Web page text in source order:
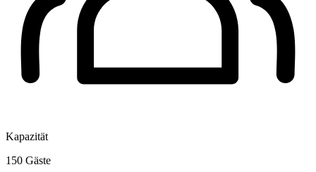
Kapazität
150 Gäste